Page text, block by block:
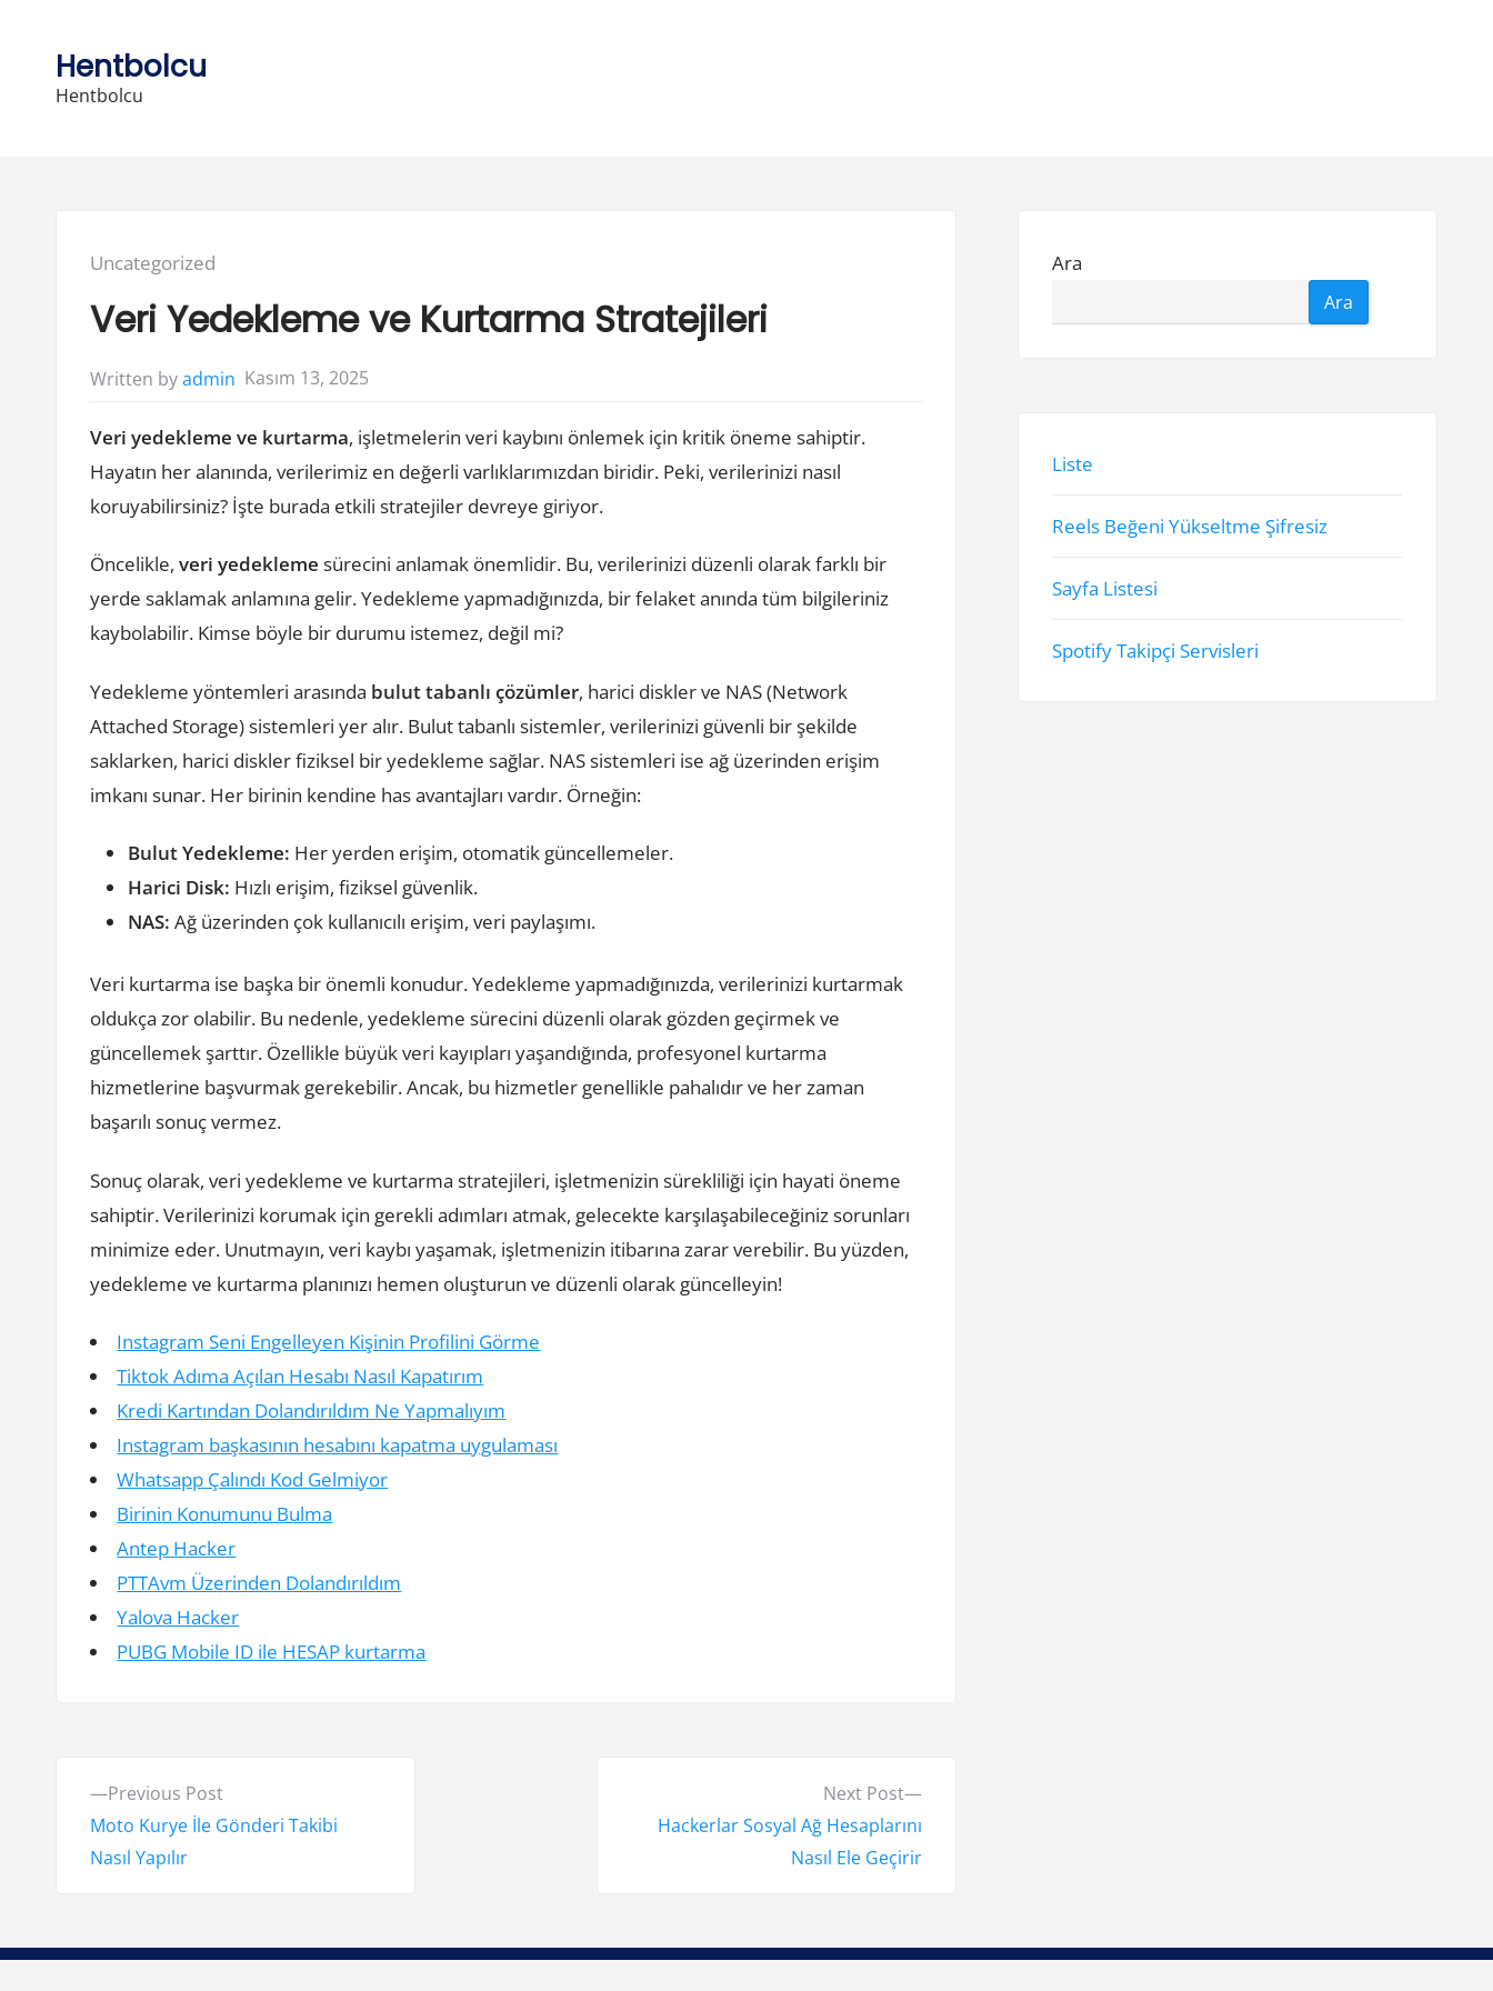
contentHentbolcu
Hentbolcu
Posted
Uncategorized
Veri Yedekleme ve Kurtarma Stratejileri
Written byadmin Kasım 13, 2025
Veri yedekleme ve kurtarma, işletmelerin veri kaybını önlemek için kritik öneme sahiptir.
Hayatın her alanında, verilerimiz en değerli varlıklarımızdan biridir. Peki, verilerinizi nasıl
koruyabilirsiniz? İşte burada etkili stratejiler devreye giriyor.
Öncelikle,veri yedekleme sürecini anlamak önemlidir. Bu, verilerinizi düzenli olarak farklı bir
yerde saklamak anlamına gelir. Yedekleme yapmadığınızda, bir felaket anında tüm bilgileriniz
kaybolabilir. Kimse böyle bir durumu istemez, değil mi?
Yedekleme yöntemleri arasında bulut tabanlı çözümler, harici diskler ve NAS (Network
Attached Storage) sistemleri yer alır. Bulut tabanlı sistemler, verilerinizi güvenli bir şekilde
saklarken, harici diskler fiziksel bir yedekleme sağlar. NAS sistemleri ise ağ üzerinden erişim
imkanı sunar. Her birinin kendine has avantajları vardır. Örneğin:
Bulut Yedekleme: Her yerden erişim, otomatik güncellemeler.
Harici Disk: Hızlı erişim, fiziksel güvenlik.
NAS: Ağ üzerinden çok kullanıcılı erişim, veri paylaşımı.
Veri kurtarma ise başka bir önemli konudur. Yedekleme yapmadığınızda, verilerinizi kurtarmak
oldukça zor olabilir. Bu nedenle, yedekleme sürecini düzenli olarak gözden geçirmek ve
güncellemek şarttır. Özellikle büyük veri kayıpları yaşandığında, profesyonel kurtarma
hizmetlerine başvurmak gerekebilir. Ancak, bu hizmetler genellikle pahalıdır ve her zaman
başarılı sonuç vermez.
Sonuç olarak, veri yedekleme ve kurtarma stratejileri, işletmenizin sürekliliği için hayati öneme
sahiptir. Verilerinizi korumak için gerekli adımları atmak, gelecekte karşılaşabileceğiniz sorunları
minimize eder. Unutmayın, veri kaybı yaşamak, işletmenizin itibarına zarar verebilir. Bu yüzden,
yedekleme ve kurtarma planınızı hemen oluşturun ve düzenli olarak güncelleyin!
Instagram Seni Engelleyen Kişinin Profilini Görme
Tiktok Adıma Açılan Hesabı Nasıl Kapatırım
Kredi Kartından Dolandırıldım Ne Yapmalıyım
Instagram başkasının hesabını kapatma uygulaması
Whatsapp Çalındı Kod Gelmiyor
Birinin Konumunu Bulma
Antep Hacker
PTTAvm Üzerinden Dolandırıldım
Yalova Hacker
PUBG Mobile ID ile HESAP kurtarma
g
Previous PostP
r
o
Moto Kurye İle Gönderi Takibi
Nasıl Yapılır
Next Post
N
e
x
o
Hackerlar Sosyal Ağ Hesaplarını
Nasıl Ele Geçirir
Ara
Ara
Liste
Reels Beğeni Yükseltme Şifresiz
Sayfa Listesi
Spotify Takipçi Servisleri